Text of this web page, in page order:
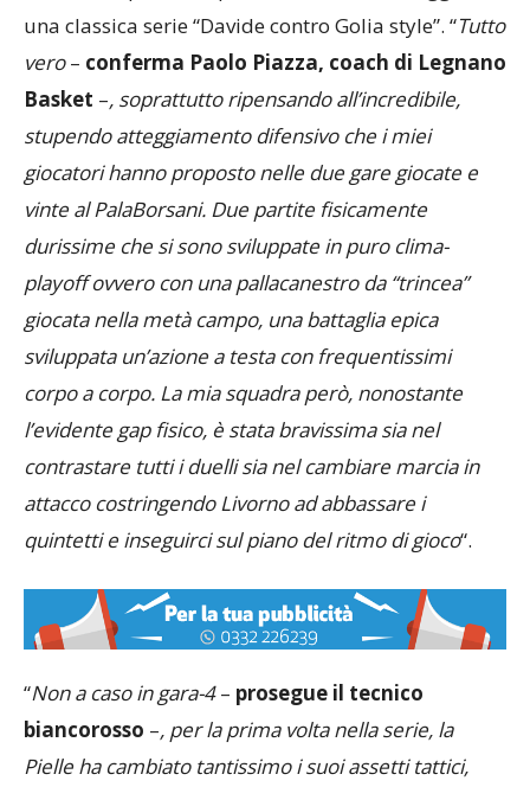
una classica serie “Davide contro Golia style”. “Tutto
vero– conferma Paolo Piazza, coach di Legnano
Basket –, soprattutto ripensando all’incredibile,
stupendo atteggiamento difensivo che i miei
giocatori hanno proposto nelle due gare giocate e
vinte al PalaBorsani. Due partite fisicamente
durissime che si sono sviluppate in puro clima-
playoff ovvero con una pallacanestro da “trincea”
giocata nella metà campo, una battaglia epica
sviluppata un’azione a testa con frequentissimi
corpo a corpo. La mia squadra però, nonostante
l’evidente gap fisico, è stata bravissima sia nel
contrastare tutti i duelli sia nel cambiare marcia in
attacco costringendo Livorno ad abbassare i
quintetti e inseguirci sul piano del ritmo di gioco“.
“Non a caso in gara-4– prosegue il tecnico
biancorosso –, per la prima volta nella serie, la
Pielle ha cambiato tantissimo i suoi assetti tattici,